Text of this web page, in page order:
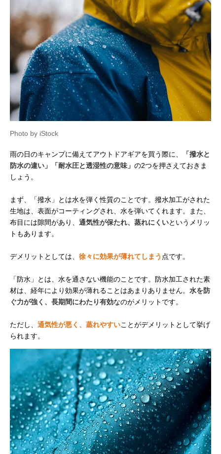
Photo by iStock
雨の日のキャンプに備えてアウトドアギアを買う際に、
「撥水と
防水の違い」「耐水圧と透湿性の意味」 の2つを押さえておきま
しょう。
まず、「撥水」とは水を弾く性質のことです。撥水加工がされた
生地は、表面がコーティングされ、水を弾いてくれます。また、
布目には隙間があり、 通気性が保たれ、蒸れにくいというメリッ
トもあります。
デメリットとしては、 徐々に効果が薄れてしまう 点です。
「防水」とは、水を通さない機能のことです。防水加工された素
材は、経年により効果が薄れることはあまりありません。 水を防
ぐ力が強く、長期間にわたり有効なのがメリットです。
ただし、 通気性が悪く、蒸れやすいことがデメリットとして挙げ
られます。